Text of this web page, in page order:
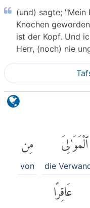
(und) sagte; "Mein
Knochen
ist der Kopf. Und
Herr, (noch) nie
ٱلْمَوَٰلِىَ
die
مِن
von
عَاقِرًا